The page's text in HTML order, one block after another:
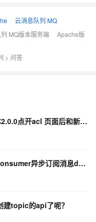
云消息队列 MQ
MQ版本服务端
Apache版
> 问答
RocketMQ版本5.3.1，dashborad版本2.0.0点开acl 页面后和新增acl报错
RocketMQ5.0以上的版本给出SimpleConsumer异步订阅消息demo
topic的api了呢？